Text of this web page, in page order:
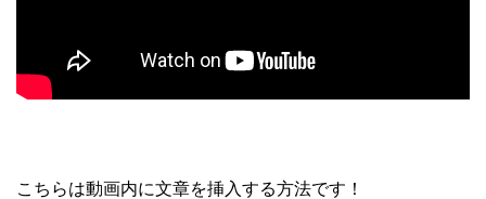
こちらは動画内に文章を挿入する方法です！